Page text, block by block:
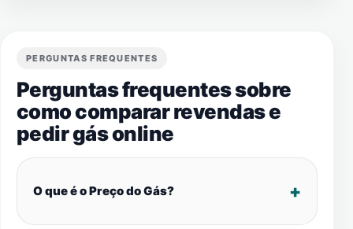
PERGUNTAS FREQUENTES
Perguntas frequentes sobre
como comparar revendas e
pedir gás online
O que é o Preço do Gás?